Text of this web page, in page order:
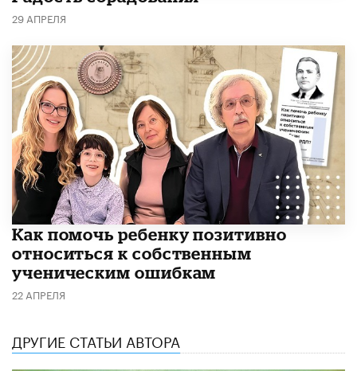
29 АПРЕЛЯ
Как помочь ребенку позитивно
относиться к собственным
ученическим ошибкам
22 АПРЕЛЯ
ДРУГИЕ СТАТЬИ АВТОРА